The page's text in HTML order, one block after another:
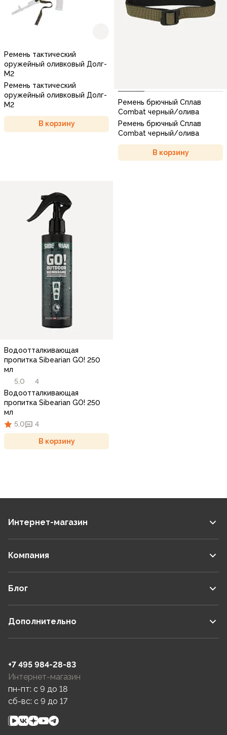
Ремень тактический
оружейный оливковый Долг-
М2
Ремень тактический
оружейный оливковый Долг-
М2
В корзину
Ремень брючный Сплав
Combat черный/олива
Ремень брючный Сплав
Combat черный/олива
В корзину
Водоотталкивающая
пропитка Sibearian GO! 250
мл
5,0
4
Водоотталкивающая
пропитка Sibearian GO! 250
мл
5,0
4
В корзину
Интернет-магазин
Компания
Блог
Дополнительно
+7 495 984-28-83
Интернет-магазин
пн-пт: c 9 до 18
сб-вс: c 9 до 17